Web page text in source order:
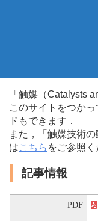
「触媒（Catalysts
このサイトをつか
ドもできます．
また，「触媒技術
はこちら をご参照く
記事情報
PDF